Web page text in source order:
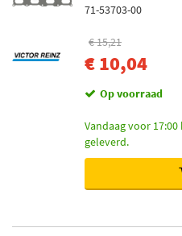
71-53703-00
€ 15,21
€ 10,04
Op voorraad
Vandaag voor
geleverd.